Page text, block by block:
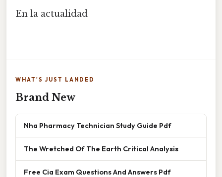
En la actualidad
WHAT'S JUST LANDED
Brand New
Nha Pharmacy Technician Study Guide Pdf
The Wretched Of The Earth Critical Analysis
Free Cia Exam Questions And Answers Pdf